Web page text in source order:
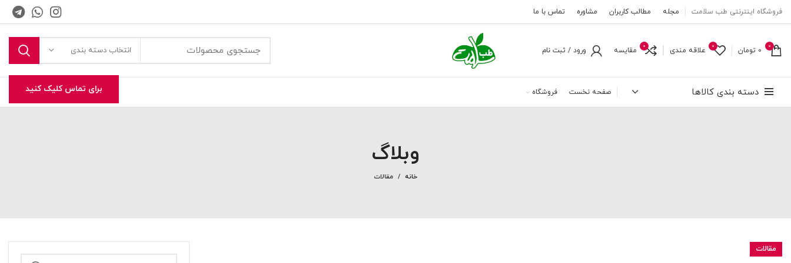
فروشگاه اینترنتی طب سلامت مجله مطالب کاربران مشاوره تماس با ما
0
0 تومان 0 علاقه مندی 0 مقایسه ورود / ثبت نام انتخاب دسته بندی
دسته بندی کالاها صفحه نخست فروشگاه برای تماس کلیک کنید
وبلاگ
خانه مقالات
مقالات